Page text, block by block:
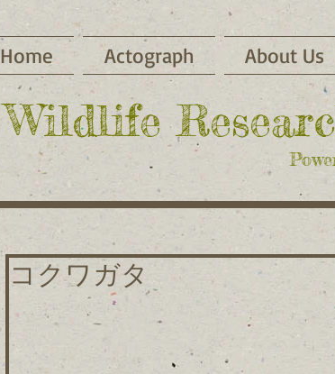
Home Actograph About Us
​Wildlife
コクワガタ